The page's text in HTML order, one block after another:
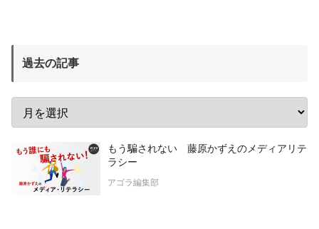
過去の記事
もう騙されない 藤原かずえのメディアリテ
ラシー
アゴラ編集部